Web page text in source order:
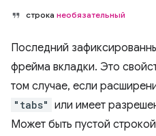
строка необязательный
Последний
фрейма вкладки. Это
том случае, если
"tabs" или имеет
Может быть пустой